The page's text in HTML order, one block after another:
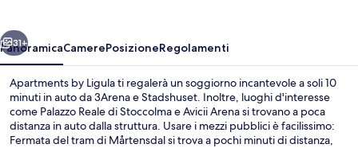
Avanti
31+
PanoramicaCamerePosizioneRegolamenti
Apartments by Ligula ti regalerà un soggiorno incantevole a soli 10
minuti in auto da 3Arena e Stadshuset. Inoltre, luoghi d'interesse
come Palazzo Reale di Stoccolma e Avicii Arena si trovano a poca
distanza in auto dalla struttura. Usare i mezzi pubblici è facilissimo:
Fermata del tram di Mårtensdal si trova a pochi minuti di distanza,